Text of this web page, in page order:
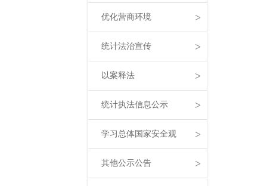
优化营商环境 >
统计法治宣传 >
以案释法 >
统计执法信息公示 >
学习总体国家安全观 >
其他公示公告 >